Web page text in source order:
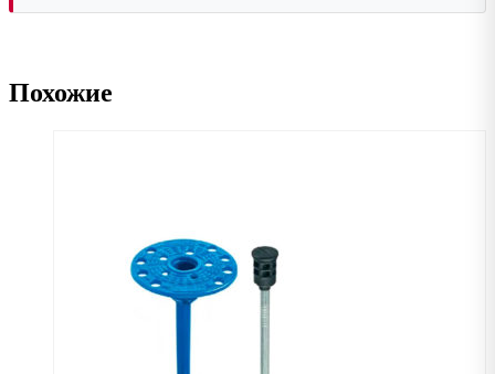
Похожие